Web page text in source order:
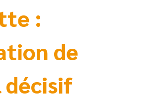
:
de
décisif